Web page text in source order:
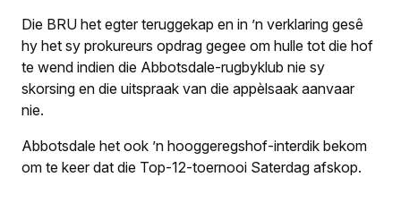
Die BRU het egter teruggekap en in ’n verklaring gesê
hy het sy prokureurs opdrag gegee om hulle tot die hof
te wend indien die Abbotsdale-rugbyklub nie sy
skorsing en die uitspraak van die appèlsaak aanvaar
nie.
Abbotsdale het ook ’n hooggeregshof-interdik bekom
om te keer dat die Top-12-toernooi Saterdag afskop.